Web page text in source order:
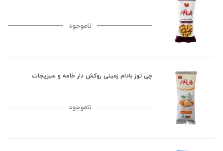
ناموجود
چی توز بادام زمینی روکش دار خامه و سبزیجات
ناموجود